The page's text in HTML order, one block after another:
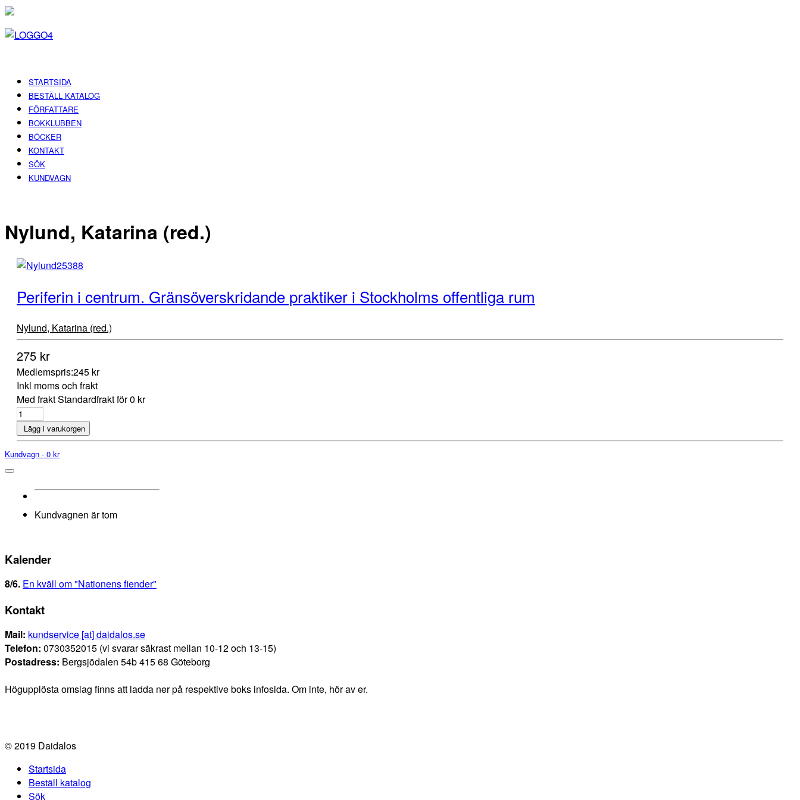
STARTSIDA
BESTÄLL KATALOG
FÖRFATTARE
BOKKLUBBEN
BÖCKER
KONTAKT
SÖK
KUNDVAGN
Nylund, Katarina (red.)
Periferin i centrum. Gränsöverskridande praktiker i Stockholms offentliga rum
Nylund, Katarina (red.)
275 kr
Medlemspris:245 kr
Inkl moms och frakt
Med frakt Standardfrakt för 0 kr
Lägg i varukorgen
Kundvagn - 0 kr
Kundvagnen är tom
Kalender
8/6. En kväll om "Nationens fiender"
Kontakt
Mail: kundservice [at] daidalos.se
Telefon: 0730352015 (vi svarar säkrast mellan 10-12 och 13-15)
Postadress: Bergsjödalen 54b 415 68 Göteborg
Högupplösta omslag finns att ladda ner på respektive boks infosida. Om inte, hör av er.
© 2019 Daidalos
Startsida
Beställ katalog
Sök